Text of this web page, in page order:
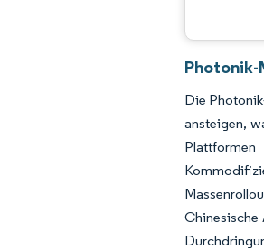
Die
ansteigen,
Plattformen
Chinesische